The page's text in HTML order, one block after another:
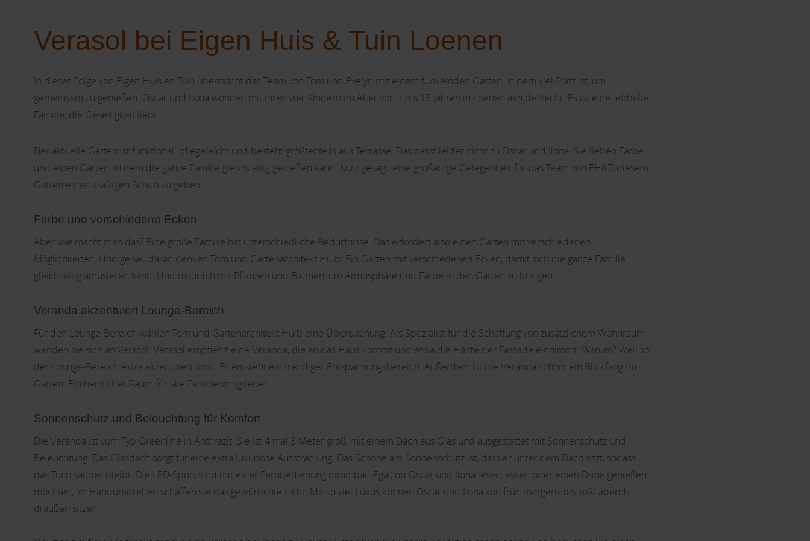
Verasol bei Eigen Huis & Tuin Loenen
In dieser Folge von Eigen Huis en Tuin überrascht das Team von Tom und Evelyn mit einem funkelnden Garten, in dem viel Platz ist, um
gemeinsam zu genießen. Oscar und Ilona wohnen mit ihren vier Kindern im Alter von 1 bis 15 Jahren in Loenen aan de Vecht. Es ist eine lebhafte
Familie, die Geselligkeit liebt.
Der aktuelle Garten ist funktional: pflegeleicht und besteht größtenteils aus Terrasse. Das passt leider nicht zu Oscar und Ilona. Sie lieben Farbe
und einen Garten, in dem die ganze Familie gleichzeitig genießen kann. Kurz gesagt, eine großartige Gelegenheit für das Team von EH&T, diesem
Garten einen kräftigen Schub zu geben.
Farbe und verschiedene Ecken
Aber wie macht man das? Eine große Familie hat unterschiedliche Bedürfnisse. Das erfordert also einen Garten mit verschiedenen
Möglichkeiten. Und genau daran denken Tom und Gartenarchitekt Huib! Ein Garten mit verschiedenen Ecken, damit sich die ganze Familie
gleichzeitig amüsieren kann. Und natürlich mit Pflanzen und Blumen, um Atmosphäre und Farbe in den Garten zu bringen.
Veranda akzentuiert Lounge-Bereich
Für den Lounge-Bereich wählen Tom und Gartenarchitekt Huib eine Überdachung. Als Spezialist für die Schaffung von zusätzlichem Wohnraum
wenden sie sich an Verasol. Verasol empfiehlt eine Veranda, die an das Haus kommt und etwa die Hälfte der Fassade einnimmt. Warum? Weil so
der Lounge-Bereich extra akzentuiert wird. Es entsteht ein trendiger Entspannungsbereich. Außerdem ist die Veranda schön; ein Blickfang im
Garten. Ein herrlicher Raum für alle Familienmitglieder.
Sonnenschutz und Beleuchtung für Komfort
Die Veranda ist vom Typ Greenline in Anthrazit. Sie ist 4 mal 3 Meter groß, mit einem Dach aus Glas und ausgestattet mit Sonnenschutz und
Beleuchtung. Das Glasdach sorgt für eine extra luxuriöse Ausstrahlung. Das Schöne am Sonnenschutz ist, dass er unter dem Dach sitzt, sodass
das Tuch sauber bleibt. Die LED-Spots sind mit einer Fernbedienung dimmbar. Egal, ob Oscar und Ilona lesen, essen oder einen Drink genießen
möchten, im Handumdrehen schaffen sie das gewünschte Licht. Mit so viel Luxus können Oscar und Ilona von früh morgens bis spät abends
draußen sitzen.